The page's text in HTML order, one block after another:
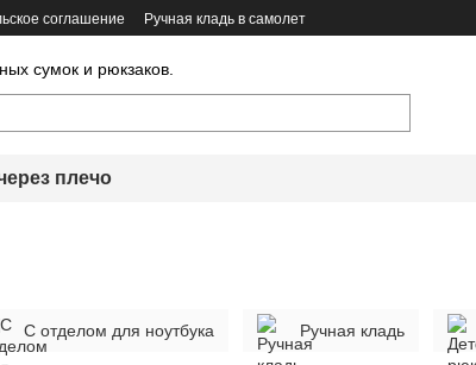
соглашение Ручная кладь в самолет
сумок и рюкзаков.
плечо
С отделом для ноутбука Ручная кладь